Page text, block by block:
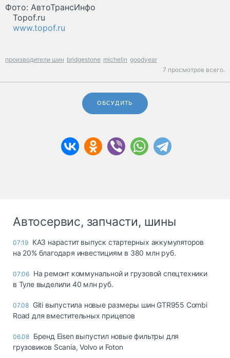
Фото: АвтоТрансИнфо
Topof.ru
www.topof.ru
производители шин bridgestone michelin goodyear
7 просмотров всего.
ОБСУДИТЬ
Автосервис, запчасти, шины
07:19 КАЗ нарастит выпуск стартерных аккумуляторов
на 20% благодаря инвестициям в 380 млн руб.
07:06 На ремонт коммунальной и грузовой спецтехники
в Туле выделили 40 млн руб.
07.08 Giti выпустила новые размеры шин GTR955 Combi
Road для вместительных прицепов
06.08 Бренд Eisen выпустил новые фильтры для
грузовиков Scania, Volvo и Foton